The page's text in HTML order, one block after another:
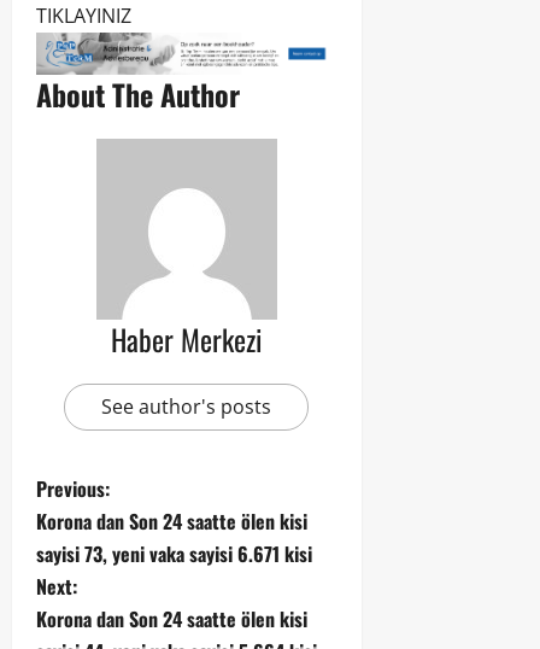
TIKLAYINIZ
About The Author
Haber Merkezi
See author's posts
Previous:
Korona dan Son 24 saatte ölen kisi
sayisi 73, yeni vaka sayisi 6.671 kisi
Next:
Korona dan Son 24 saatte ölen kisi